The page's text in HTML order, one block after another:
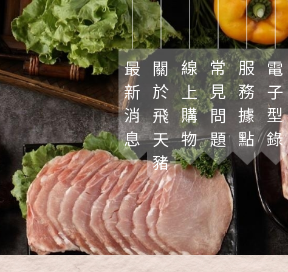
最新消息關於飛天豬線上購物常見問題服務據點電子型錄